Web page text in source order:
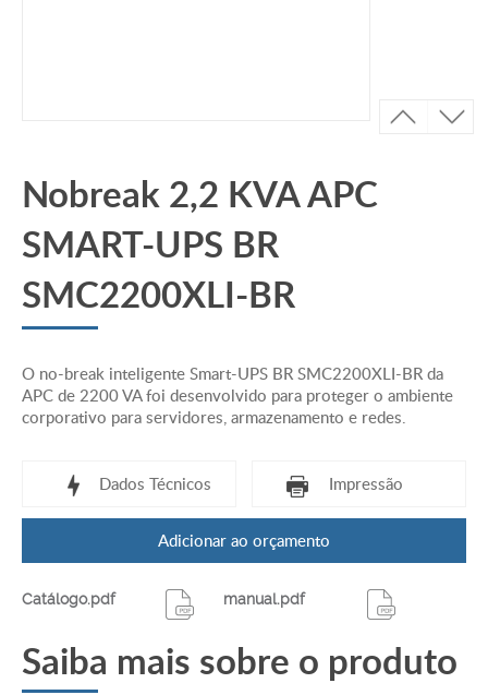
Nobreak 2,2 KVA APC
SMART-UPS BR
SMC2200XLI-BR
O no-break inteligente Smart-UPS BR SMC2200XLI-BR da
APC de 2200 VA foi desenvolvido para proteger o ambiente
corporativo para servidores, armazenamento e redes.
Dados Técnicos
Capacidade de energia de saída - 2.2 KWatts / 2.2
Potência Máxima Configurável (Watts) - 2.2 KWatts
Impressão
Adicionar ao orçamento
Catálogo.pdf manual.pdf
Saiba mais sobre o produto